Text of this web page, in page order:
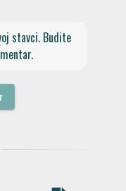
stavci. Budite